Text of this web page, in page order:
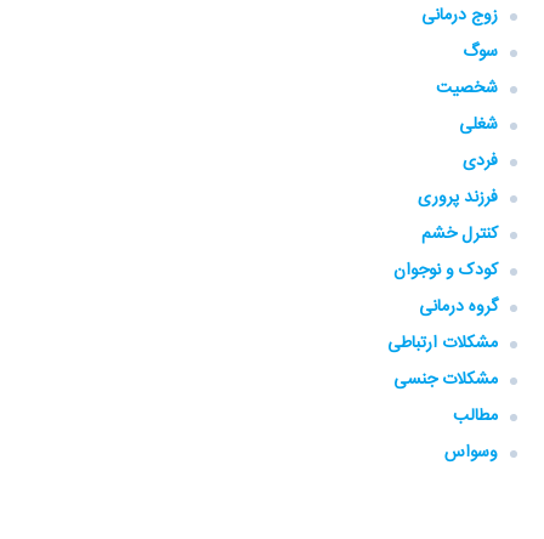
زوج درمانی
سوگ
شخصیت
شغلی
فردی
فرزند پروری
کنترل خشم
کودک و نوجوان
گروه‌ درمانی
مشکلات ارتباطی
مشکلات جنسی
مطالب
وسواس